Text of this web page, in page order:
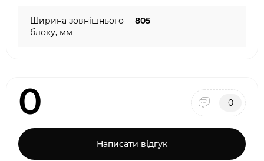
Ширина зовнішнього
блоку, мм
805
0 0
Написати відгук